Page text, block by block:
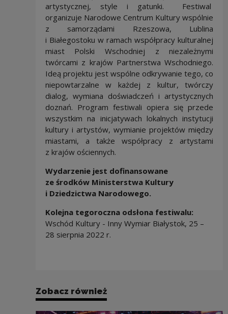
artystycznej, style i gatunki. Festiwal
organizuje Narodowe Centrum Kultury wspólnie
z samorządami Rzeszowa, Lublina
i Białegostoku w ramach współpracy kulturalnej
miast Polski Wschodniej z niezależnymi
twórcami z krajów Partnerstwa Wschodniego.
Ideą projektu jest wspólne odkrywanie tego, co
niepowtarzalne w każdej z kultur, twórczy
dialog, wymiana doświadczeń i artystycznych
doznań. Program festiwali opiera się przede
wszystkim na inicjatywach lokalnych instytucji
kultury i artystów, wymianie projektów między
miastami, a także współpracy z artystami
z krajów ościennych.
Wydarzenie jest dofinansowane
ze środków Ministerstwa Kultury
i Dziedzictwa Narodowego.
Kolejna tegoroczna odsłona festiwalu:
Wschód Kultury - Inny Wymiar Białystok, 25 –
28 sierpnia 2022 r.
Zobacz również